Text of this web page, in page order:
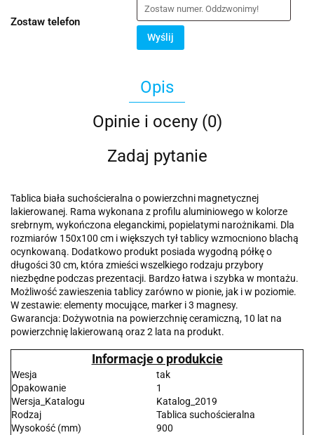
Zostaw telefon
Wyślij
Opis
Opinie i oceny (0)
Zadaj pytanie
Tablica biała suchościeralna o powierzchni magnetycznej
lakierowanej. Rama wykonana z profilu aluminiowego w kolorze
srebrnym, wykończona eleganckimi, popielatymi narożnikami. Dla
rozmiarów 150x100 cm i większych tył tablicy wzmocniono blachą
ocynkowaną. Dodatkowo produkt posiada wygodną półkę o
długości 30 cm, która zmieści wszelkiego rodzaju przybory
niezbędne podczas prezentacji. Bardzo łatwa i szybka w montażu.
Możliwość zawieszenia tablicy zarówno w pionie, jak i w poziomie.
W zestawie: elementy mocujące, marker i 3 magnesy.
Gwarancja: Dożywotnia na powierzchnię ceramiczną, 10 lat na
powierzchnię lakierowaną oraz 2 lata na produkt.
Informacje o produkcie
Wesja
tak
Opakowanie
1
Wersja_Katalogu
Katalog_2019
Rodzaj
Tablica suchościeralna
Wysokość (mm)
900